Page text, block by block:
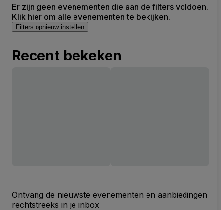
Er zijn geen evenementen die aan de filters voldoen.
Klik hier om alle evenementen te bekijken.
Filters opnieuw instellen
Recent bekeken
Ontvang de nieuwste evenementen en aanbiedingen
rechtstreeks in je inbox